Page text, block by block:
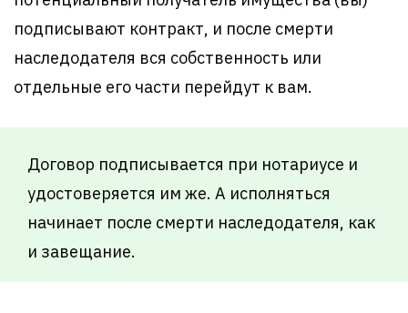
подписывают контракт, и после смерти
наследодателя вся собственность или
отдельные его части перейдут к вам.
Договор подписывается при нотариусе и
удостоверяется им же. А исполняться
начинает после смерти наследодателя, как
и завещание.